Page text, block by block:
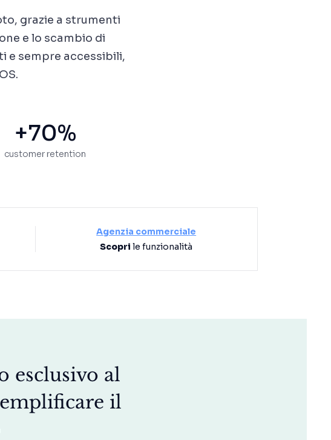
grazie a strumenti
e lo scambio di
e sempre accessibili,
+70%
customer retention
Agenzia commerciale
Scopri le funzionalità
esclusivo al
il